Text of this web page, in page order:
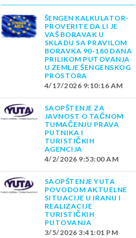
ŠENGEN KALKULATOR-
PROVERITE DA LI JE
VAŠ BORAVAK U
SKLADU SA PRAVILOM
BORAVKA 90-180 DANA
PRILIKOM PUTOVANJA
U ZEMLJE ŠENGENSKOG
PROSTORA
4/17/2026 9:10:16 AM
SAOPŠTENJE ZA
JAVNOST O TAČNOM
TUMAČENJU PRAVA
PUTNIKA I
TURISTIČKIH
AGENCIJA
4/2/2026 9:53:00 AM
SAOPŠTENJE YUTA
POVODOM AKTUELNE
SITUACIJE U IRANU I
REALIZACIJE
TURISTIČKIH
PUTOVANJA
3/5/2026 3:41:01 PM